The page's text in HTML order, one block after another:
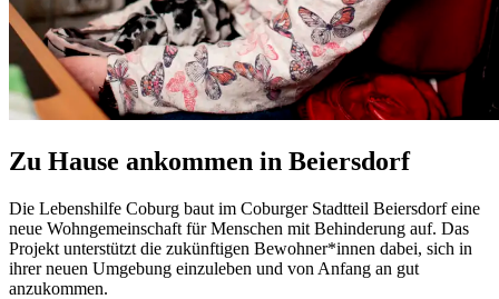
Zu Hause ankommen in Beiersdorf
Die Lebenshilfe Coburg baut im Coburger Stadtteil Beiersdorf eine
neue Wohngemeinschaft für Menschen mit Behinderung auf. Das
Projekt unterstützt die zukünftigen Bewohner*innen dabei, sich in
ihrer neuen Umgebung einzuleben und von Anfang an gut
anzukommen.